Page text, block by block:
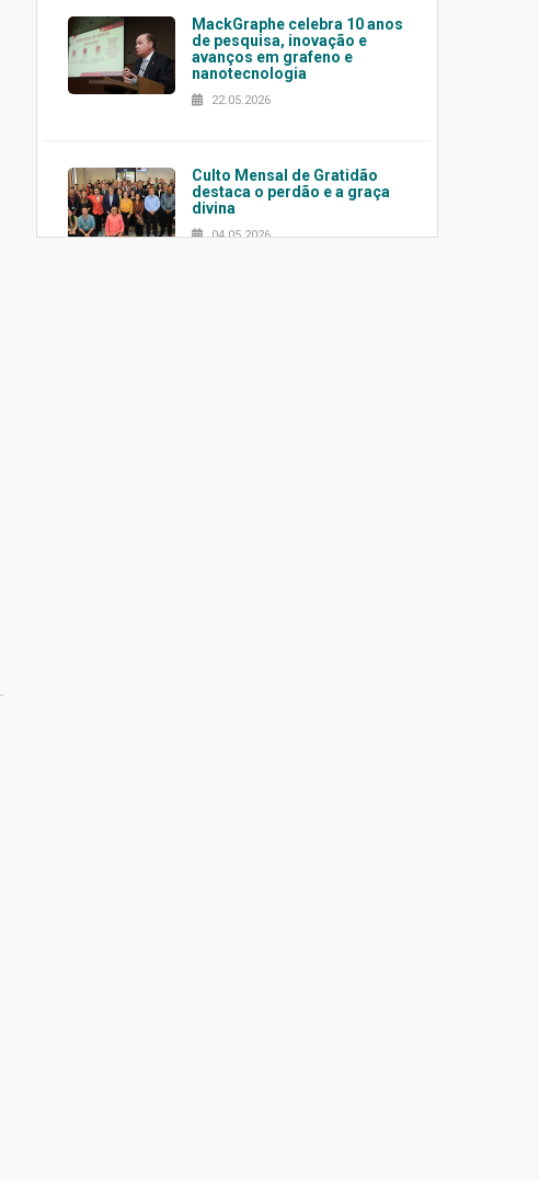
MackGraphe celebra 10 anos
de pesquisa, inovação e
avanços em grafeno e
nanotecnologia
22.05.2026
Culto Mensal de Gratidão
destaca o perdão e a graça
divina
04.05.2026